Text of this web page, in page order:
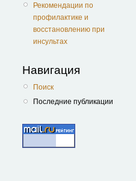
Рекомендации по
профилактике и
восстановлению при
инсультах
Навигация
Поиск
Последние публикации